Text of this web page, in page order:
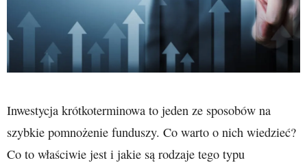
Inwestycja krótkoterminowa to jeden ze sposobów na
szybkie pomnożenie funduszy. Co warto o nich wiedzieć?
Co to właściwie jest i jakie są rodzaje tego typu